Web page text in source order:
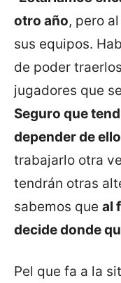
otro año, pero
sus equipos.
de poder
jugadores que
Seguro que
depender de
trabajarlo otra
tendrán otras
sabemos que al
decide donde
Pel que fa a la